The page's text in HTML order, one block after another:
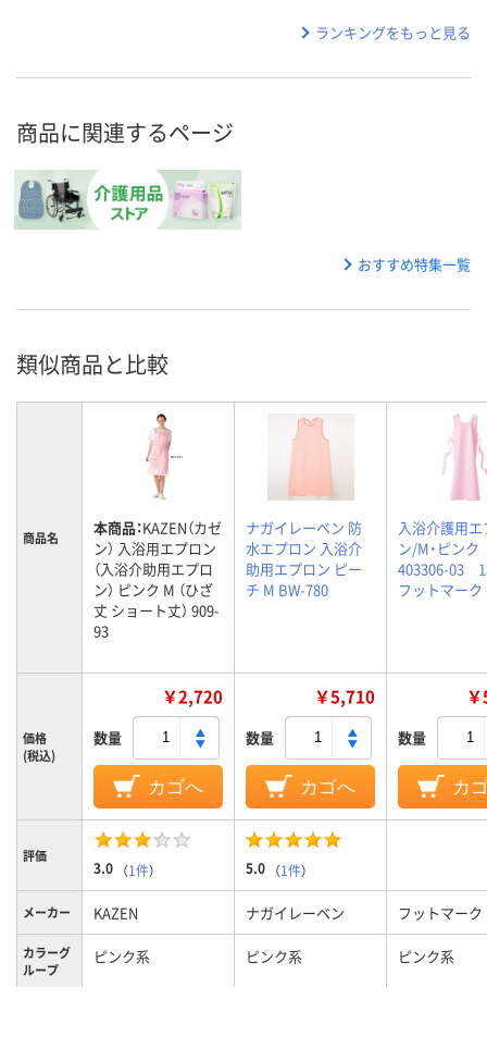
ランキングをもっと見る
商品に関連するページ
おすすめ特集一覧
類似商品と比較
商品名 本商品：KAZEN（カゼ
ン） 入浴用エプロン
（入浴介助用エプロ
ン） ピンク M （ひざ
丈 ショート丈） 909-
93
ナガイレーベン 防
水エプロン 入浴介
助用エプロン ピー
チ M BW-780
入浴介護用エ
ン/M・ピン
403306-03
フットマーク
価格
(税込)
￥2,720
数量
カゴへ
￥5,710
数量
カゴへ
数量
カ
評価
3.0 （1件） 5.0 （1件）
メーカー KAZEN ナガイレーベン フットマーク
カラーグ
ループ
ピンク系 ピンク系 ピンク系